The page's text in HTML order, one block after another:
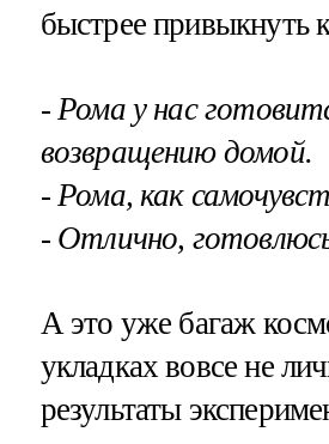
быстрее привыкнуть
- Рома у нас
возвращению домой.
- Рома, как
- Отлично,
А это уже багаж
укладках вовсе не
результаты